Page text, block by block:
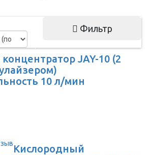
Фильтр
JAY-10 (2
10 л/мин
Кислородный